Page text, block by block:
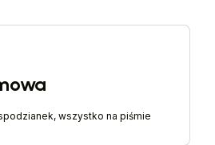
wszystko na piśmie